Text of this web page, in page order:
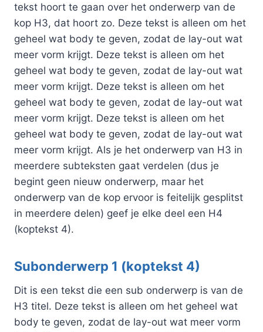
tekst hoort te gaan over het onderwerp van de
kop H3, dat hoort zo. Deze tekst is alleen om het
geheel wat body te geven, zodat de lay-out wat
meer vorm krijgt. Deze tekst is alleen om het
geheel wat body te geven, zodat de lay-out wat
meer vorm krijgt. Deze tekst is alleen om het
geheel wat body te geven, zodat de lay-out wat
meer vorm krijgt. Deze tekst is alleen om het
geheel wat body te geven, zodat de lay-out wat
meer vorm krijgt. Als je het onderwerp van H3 in
meerdere subteksten gaat verdelen (dus je
begint geen nieuw onderwerp, maar het
onderwerp van de kop ervoor is feitelijk gesplitst
in meerdere delen) geef je elke deel een H4
(koptekst 4).
Subonderwerp 1 (koptekst 4)
Dit is een tekst die een sub onderwerp is van de
H3 titel. Deze tekst is alleen om het geheel wat
body te geven, zodat de lay-out wat meer vorm